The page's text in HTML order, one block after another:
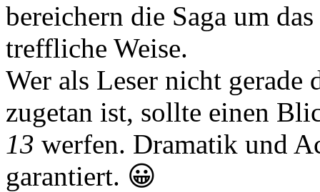
bereichern die Saga um das
treffliche Weise.
Wer als Leser nicht
zugetan ist, sollte einen
13 werfen. Dramatik und
garantiert. 😀